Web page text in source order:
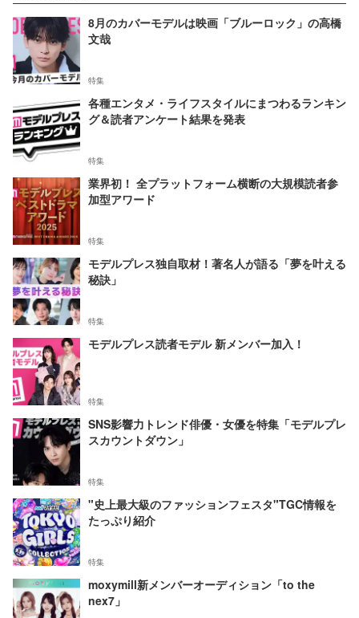
8月のカバーモデルは映画「ブルーロック」の高橋
文哉
特集
各種エンタメ・ライフスタイルにまつわるランキン
グ＆読者アンケート結果を発表
特集
業界初！ 全プラットフォーム横断の大規模読者参
加型アワード
特集
モデルプレス独自取材！著名人が語る「夢を叶える
秘訣」
特集
モデルプレス読者モデル 新メンバー加入！
特集
SNS影響力トレンド俳優・女優を特集「モデルプレ
スカウントダウン」
特集
"史上最大級のファッションフェスタ"TGC情報を
たっぷり紹介
特集
moxymill新メンバーオーディション「to the
nex7」